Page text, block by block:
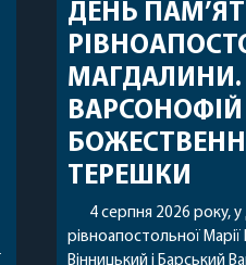
ДЕНЬ
ТЕРЕШКИ
4 серпня 2026 року, у
рівноапостольної
Вінницький і Барський